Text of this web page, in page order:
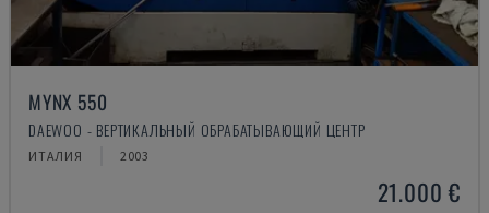
MYNX 550
DAEWOO - ВЕРТИКАЛЬНЫЙ ОБРАБАТЫВАЮЩИЙ ЦЕНТР
ИТАЛИЯ 2003
21.000 €